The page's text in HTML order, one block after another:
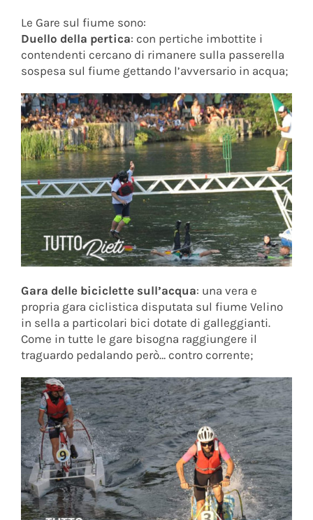
Le Gare sul fiume sono:
Duello della pertica: con pertiche imbottite i
contendenti cercano di rimanere sulla passerella
sospesa sul fiume gettando l’avversario in acqua;
Gara delle biciclette sull’acqua: una vera e
propria gara ciclistica disputata sul fiume Velino
in sella a particolari bici dotate di galleggianti.
Come in tutte le gare bisogna raggiungere il
traguardo pedalando però… contro corrente;